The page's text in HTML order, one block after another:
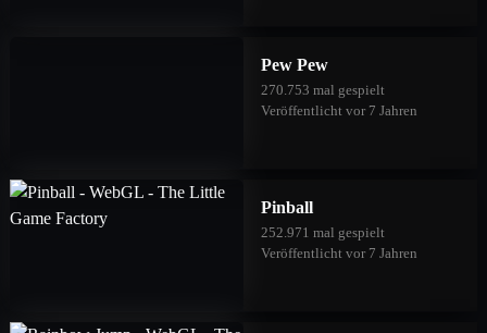
Pew Pew
270.753 mal gespielt
Veröffentlicht vor 7 Jahren
Pinball
252.971 mal gespielt
Veröffentlicht vor 7 Jahren